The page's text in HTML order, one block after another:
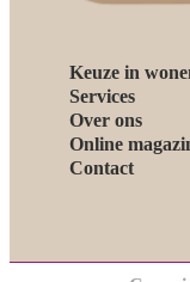
Keuze in
Services
Over ons
Online
Contact